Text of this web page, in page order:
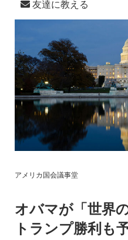
友達に教える
アメリカ国会議事堂
オバマが「世界
トランプ勝利も